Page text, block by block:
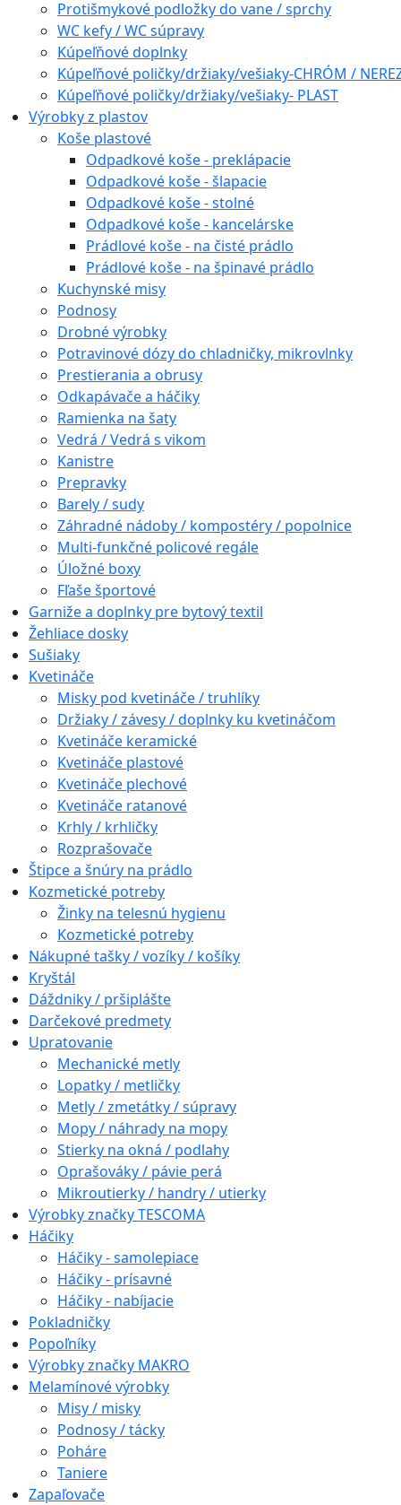
Protišmykové podložky do vane / sprchy
WC kefy / WC súpravy
Kúpeľňové doplnky
Kúpeľňové poličky/držiaky/vešiaky-CHRÓM /
Kúpeľňové poličky/držiaky/vešiaky- PLAST
Výrobky z plastov
Koše plastové
Odpadkové koše - preklápacie
Odpadkové koše - šlapacie
Odpadkové koše - stolné
Odpadkové koše - kancelárske
Prádlové koše - na čisté prádlo
Prádlové koše - na špinavé prádlo
Kuchynské misy
Podnosy
Drobné výrobky
Potravinové dózy do chladničky, mikrovlnky
Prestierania a obrusy
Odkapávače a háčiky
Ramienka na šaty
Vedrá / Vedrá s vikom
Kanistre
Prepravky
Barely / sudy
Záhradné nádoby / kompostéry / popolnice
Multi-funkčné policové regále
Úložné boxy
Fľaše športové
Garniže a doplnky pre bytový textil
Žehliace dosky
Sušiaky
Kvetináče
Misky pod kvetináče / truhlíky
Držiaky / závesy / doplnky ku kvetináčom
Kvetináče keramické
Kvetináče plastové
Kvetináče plechové
Kvetináče ratanové
Krhly / krhličky
Rozprašovače
Štipce a šnúry na prádlo
Kozmetické potreby
Žinky na telesnú hygienu
Kozmetické potreby
Nákupné tašky / vozíky / košíky
Kryštál
Dáždniky / pršiplášte
Darčekové predmety
Upratovanie
Mechanické metly
Lopatky / metličky
Metly / zmetátky / súpravy
Mopy / náhrady na mopy
Stierky na okná / podlahy
Oprašováky / pávie perá
Mikroutierky / handry / utierky
Výrobky značky TESCOMA
Háčiky
Háčiky - samolepiace
Háčiky - prísavné
Háčiky - nabíjacie
Pokladničky
Popoľníky
Výrobky značky MAKRO
Melamínové výrobky
Misy / misky
Podnosy / tácky
Poháre
Taniere
Zapaľovače